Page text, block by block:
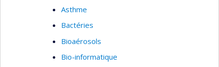
Asthme
Bactéries
Bioaérosols
Bio-informatique